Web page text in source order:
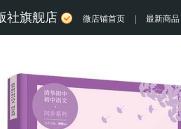
社旗舰店 微店铺首页 最新商品